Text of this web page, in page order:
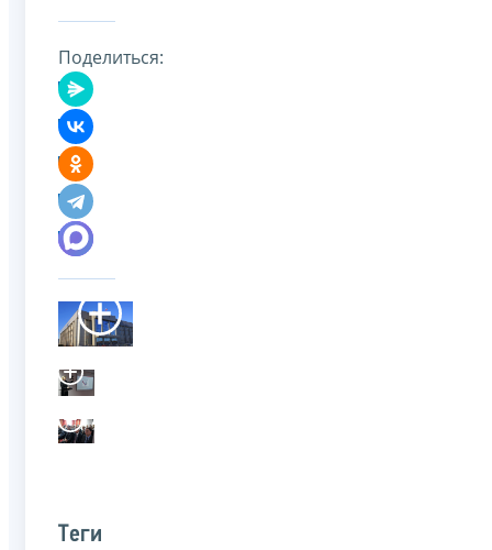
Поделиться:
Теги